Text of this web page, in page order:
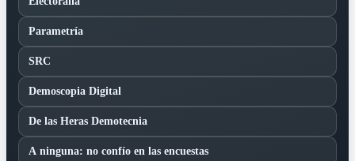
Parametría
SRC
Demoscopia Digital
De las Heras Demotecnia
A ninguna: no confío en las encuestas